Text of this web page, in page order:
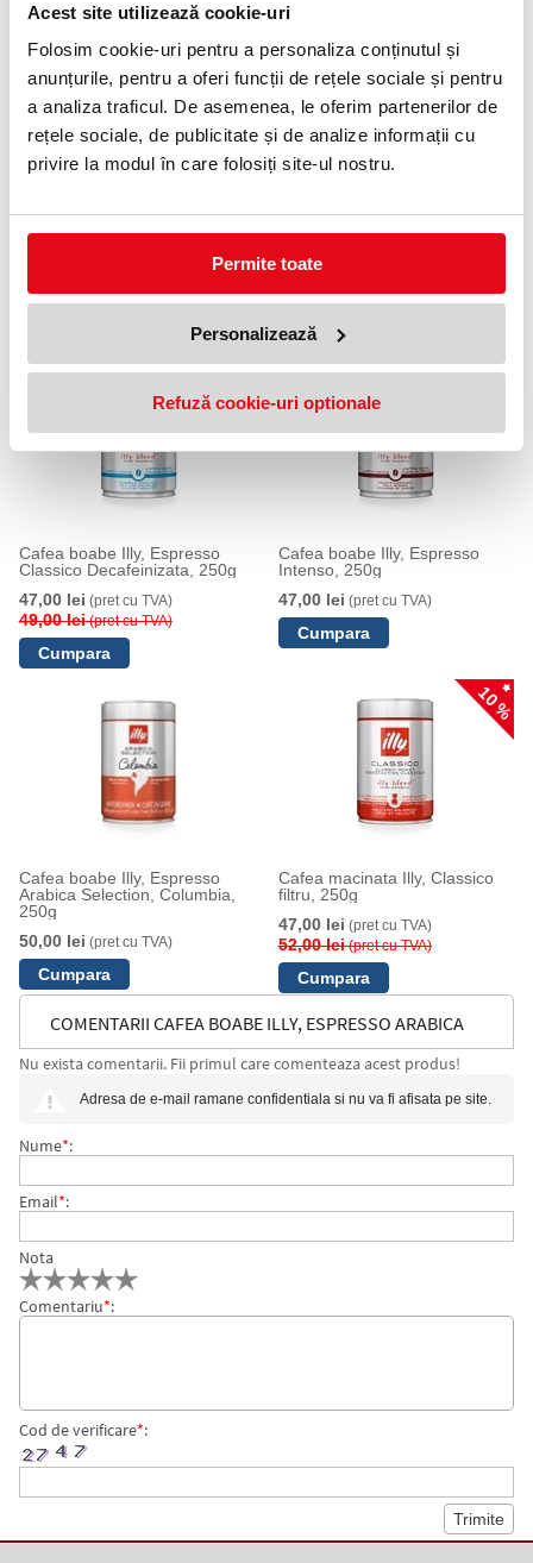
Acest site utilizează cookie-uri
Folosim cookie-uri pentru a personaliza conținutul și
anunțurile, pentru a oferi funcții de rețele sociale și pentru
a analiza traficul. De asemenea, le oferim partenerilor de
rețele sociale, de publicitate și de analize informații cu
privire la modul în care folosiți site-ul nostru.
Permite toate
Personalizează
Refuză cookie-uri optionale
atmosferă protectoare, asigurând prospețimea și păstrarea
Caracteristici
• Tip cafea: Espresso
• Formă produs: Boabe
• Conținut cafeină: Max. 1,5%
• Origine: Guatemala
• Certificare: Regenerativă – agricultură sustenabilă
care apreciază nu doar aroma desăvârșită, ci și impactul pozitiv
4 %
Cafea boabe Illy, Espresso
Classico Decafeinizata, 250g
47,00 lei (pret cu TVA)
49,00 lei(pret cu TVA)
Cafea boabe Illy, Espresso
Intenso, 250g
47,00 lei (pret cu TVA)
Cafea boabe Illy, Espresso
Arabica Selection, Columbia,
250g
50,00 lei (pret cu TVA)
10 %
Cafea macinata Illy, Classico
filtru, 250g
47,00 lei (pret cu TVA)
52,00 lei(pret cu TVA)
COMENTARII CAFEA BOABE ILLY, ESPRESSO ARABICA
SELECTION, GUATEMALA, 250G
Nu exista comentarii. Fii primul care comenteaza acest produs!
Adresa de e-mail ramane confidentiala si nu va fi afisata pe site.
Nume*:
Email*:
Nota
Comentariu*:
Cod de verificare*: